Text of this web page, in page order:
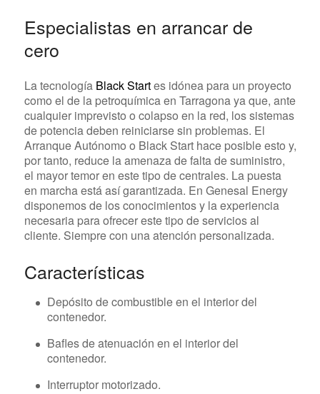
Especialistas en arrancar de
cero
La tecnología Black Startes idónea para un proyecto
como el de la petroquímica en Tarragona ya que, ante
cualquier imprevisto o colapso en la red, los sistemas
de potencia deben reiniciarse sin problemas. El
Arranque Autónomo o Black Start hace posible esto y,
por tanto, reduce la amenaza de falta de suministro,
el mayor temor en este tipo de centrales. La puesta
en marcha está así garantizada. En Genesal Energy
disponemos de los conocimientos y la experiencia
necesaria para ofrecer este tipo de servicios al
cliente. Siempre con una atención personalizada.
Características
Depósito de combustible en el interior del
contenedor.
Bafles de atenuación en el interior del
contenedor.
Interruptor motorizado.